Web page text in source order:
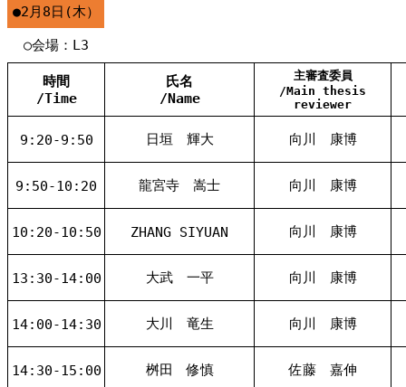
●2月8日(木）
○会場：L3
時間
/Time
氏名
/Name
主審査委員
/Main thesis
reviewer
9:20-9:50 日垣 輝大 向川 康博
9:50-10:20 龍宮寺 嵩士 向川 康博
10:20-10:50 ZHANG SIYUAN 向川 康博
13:30-14:00 大武 一平 向川 康博
14:00-14:30 大川 竜生 向川 康博
14:30-15:00 桝田 修慎 佐藤 嘉伸